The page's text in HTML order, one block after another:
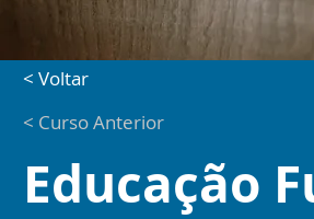
< Voltar
< Curso Anterior
Educação